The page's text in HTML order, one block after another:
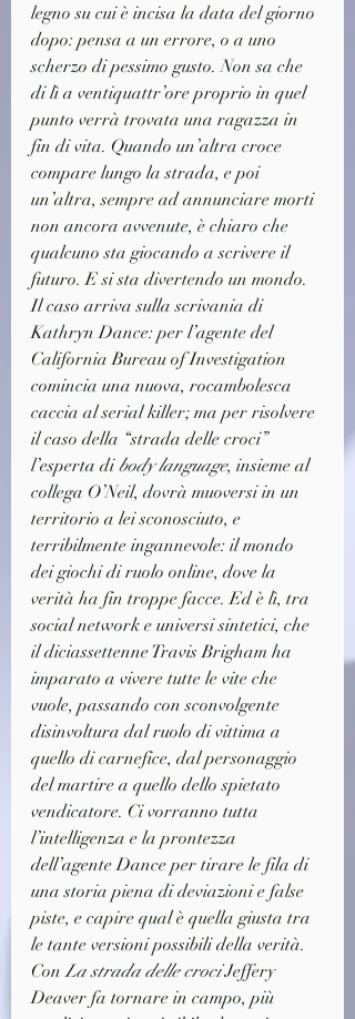
legno su cui è incisa la data del giorno
dopo: pensa a un errore, o a uno
scherzo di pessimo gusto. Non sa che
di lì a ventiquattr’ore proprio in quel
punto verrà trovata una ragazza in
fin di vita. Quando un’altra croce
compare lungo la strada, e poi
un’altra, sempre ad annunciare morti
non ancora avvenute, è chiaro che
qualcuno sta giocando a scrivere il
futuro. E si sta divertendo un mondo.
Il caso arriva sulla scrivania di
Kathryn Dance: per l’agente del
California Bureau of Investigation
comincia una nuova, rocambolesca
caccia al serial killer; ma per risolvere
il caso della “strada delle croci”
l’esperta di body language, insieme al
collega O’Neil, dovrà muoversi in un
territorio a lei sconosciuto, e
terribilmente ingannevole: il mondo
dei giochi di ruolo online, dove la
verità ha fin troppe facce. Ed è lì, tra
social network e universi sintetici, che
il diciassettenne Travis Brigham ha
imparato a vivere tutte le vite che
vuole, passando con sconvolgente
disinvoltura dal ruolo di vittima a
quello di carnefice, dal personaggio
del martire a quello dello spietato
vendicatore. Ci vorranno tutta
l’intelligenza e la prontezza
dell’agente Dance per tirare le fila di
una storia piena di deviazioni e false
piste, e capire qual è quella giusta tra
le tante versioni possibili della verità.
Con La strada delle croci Jeffery
Deaver fa tornare in campo, più